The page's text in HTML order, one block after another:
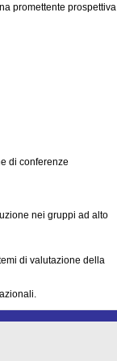
promettente prospettiva
di conferenze
nei gruppi ad alto
di valutazione della